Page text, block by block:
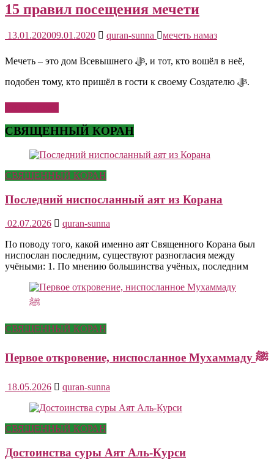
15 правил посещения мечети
13.01.202009.01.2020 quran-sunna мечеть намаз
Мечеть – это дом Всевышнего ﷻ, и тот, кто вошёл в неё,
подобен тому, кто пришёл в гости к своему Создателю ﷻ.
СВЯЩЕННЫЙ КОРАН
СВЯЩЕННЫЙ КОРАН
Последний ниспосланный аят из Корана
02.07.2026
quran-sunna
По поводу того, какой именно аят Священного Корана был
ниспослан последним, существуют разногласия между
учёными: 1. По мнению большинства учёных, последним
СВЯЩЕННЫЙ КОРАН
Первое откровение, ниспосланное Мухаммаду ﷺ
18.05.2026 quran-sunna
СВЯЩЕННЫЙ КОРАН
Достоинства суры Аят Аль-Курси